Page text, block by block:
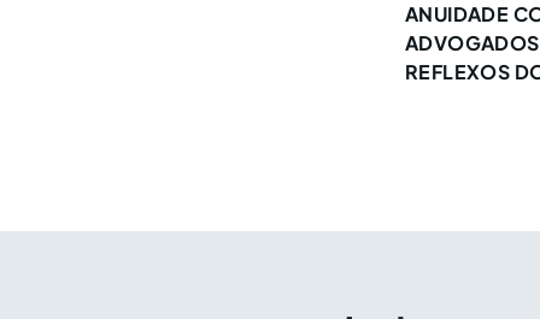
ANUIDADE
REFLEXOS